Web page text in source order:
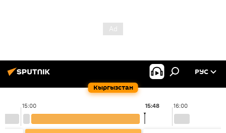
Кыргызстан
РУС
15:00 16:00
15:48